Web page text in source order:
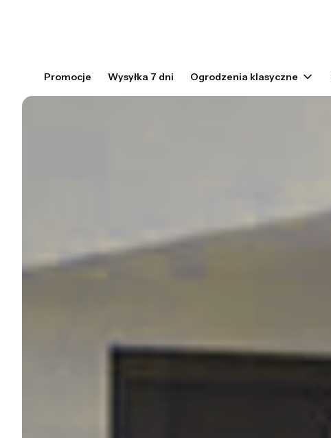
Promocje Wysyłka 7 dni Ogrodzenia klasyczne